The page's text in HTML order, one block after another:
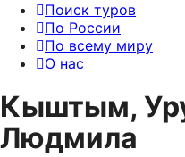
Поиск туров
По России
По всему миру
О нас
Кыштым,
Людмила